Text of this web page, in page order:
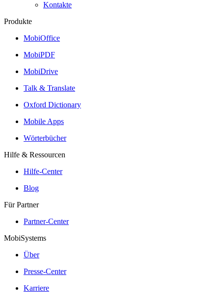
Kontakte
Produkte
MobiOffice
MobiPDF
MobiDrive
Talk & Translate
Oxford Dictionary
Mobile Apps
Wörterbücher
Hilfe & Ressourcen
Hilfe-Center
Blog
Für Partner
Partner-Center
MobiSystems
Über
Presse-Center
Karriere